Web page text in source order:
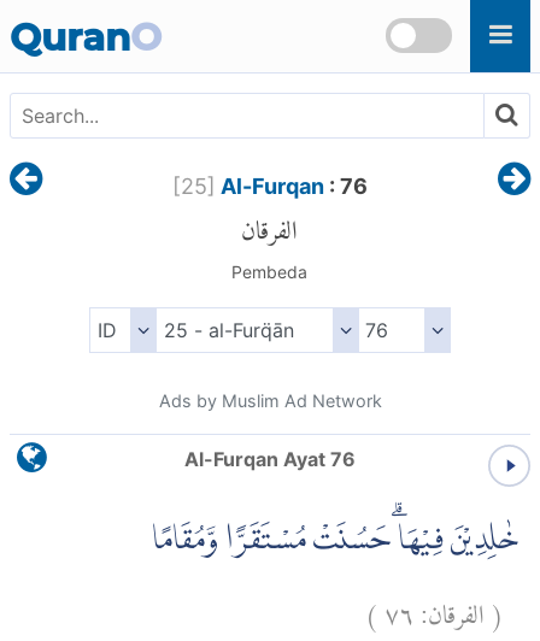
QuranO
[25] Al-Furqan: 76
الفرقان
Pembeda
Ads by Muslim Ad Network
Al-Furqan Ayat 76
خٰلِدِيْنَ فِيْهَاۗ حَسُنَتْ مُسْتَقَرًّا وَّمُقَامًا
(الفرقان:٧٦)